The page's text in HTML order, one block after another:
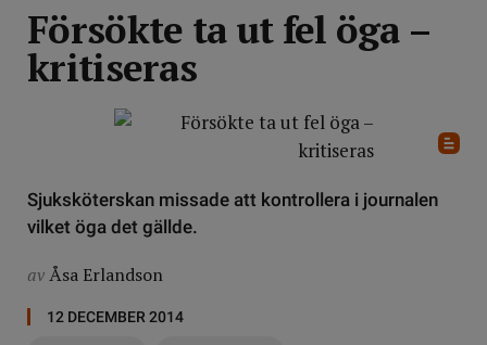
Försökte ta ut fel öga –
kritiseras
Sjuksköterskan missade att kontrollera i journalen
vilket öga det gällde.
avÅsa Erlandson
12 DECEMBER 2014